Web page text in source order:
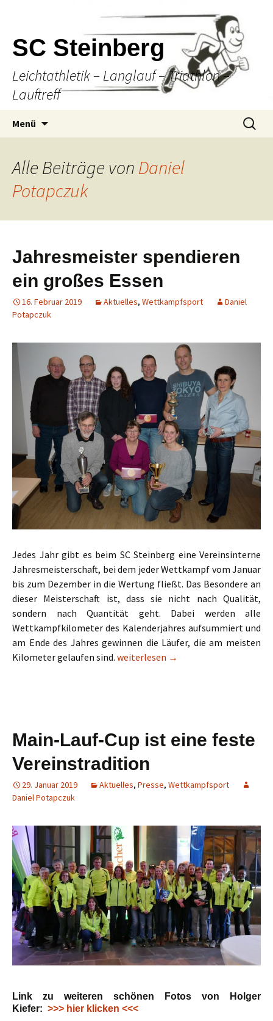
SC Steinberg
Leichtathletik – Langlauf – Triathlon –
Lauftreff
Menü
Suche
nach:
Alle Beiträge von Daniel
Potapczuk
Jahresmeister spendieren
ein großes Essen
16. Februar 2019 Aktuelles, Wettkampfsport
Daniel
Potapczuk
Jedes Jahr gibt es beim SC Steinberg eine Vereinsinterne
Jahresmeisterschaft, bei dem jeder Wettkampf vom Januar
bis zum Dezember in die Wertung fließt. Das Besondere an
dieser Meisterschaft ist, dass sie nicht nach Qualität,
sondern nach Quantität geht. Dabei werden alle
Wettkampfkilometer des Kalenderjahres aufsummiert und
am Ende des Jahres gewinnen die Läufer, die am meisten
Kilometer gelaufen sind. Jahresmeister spendieren ein großes
weiterlesen →
Main-Lauf-Cup ist eine feste
Vereinstradition
29. Januar 2019 Aktuelles, Presse, Wettkampfsport
Daniel Potapczuk
Link zu weiteren schönen Fotos von Holger
Kiefer: >>> hier klicken <<<